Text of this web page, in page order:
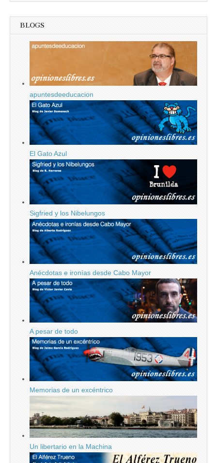
BLOGS
apuntesdeeducacion
El Gato Azul
Sigfried y los Nibelungos
Anécdotas e ironías desde Cabo Mayor
A pesar de todo
Memorias de un excéntrico
Un libertario en la Machina